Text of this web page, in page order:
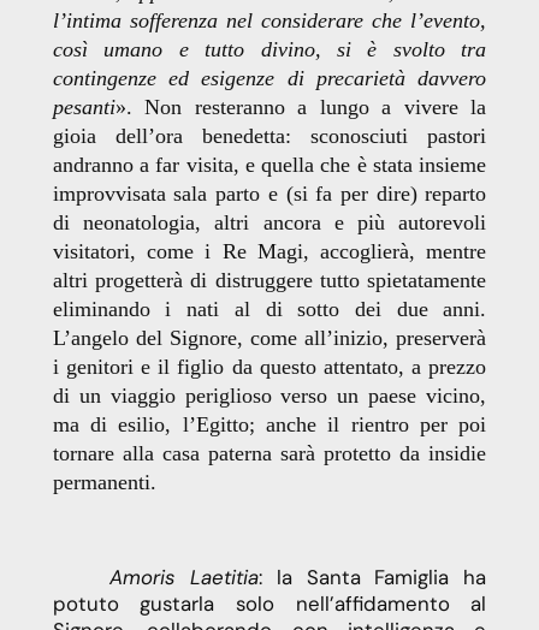
l’intima sofferenza nel considerare che l’evento,
così umano e tutto divino, si è svolto tra
contingenze ed esigenze di precarietà davvero
pesanti». Non resteranno a lungo a vivere la
gioia dell’ora benedetta: sconosciuti pastori
andranno a far visita, e quella che è stata insieme
improvvisata sala parto e (si fa per dire) reparto
di neonatologia, altri ancora e più autorevoli
visitatori, come i Re Magi, accoglierà, mentre
altri progetterà di distruggere tutto spietatamente
eliminando i nati al di sotto dei due anni.
L’angelo del Signore, come all’inizio, preserverà
i genitori e il figlio da questo attentato, a prezzo
di un viaggio periglioso verso un paese vicino,
ma di esilio, l’Egitto; anche il rientro per poi
tornare alla casa paterna sarà protetto da insidie
permanenti.
Amoris Laetitia: la Santa Famiglia ha
potuto gustarla solo nell’affidamento al